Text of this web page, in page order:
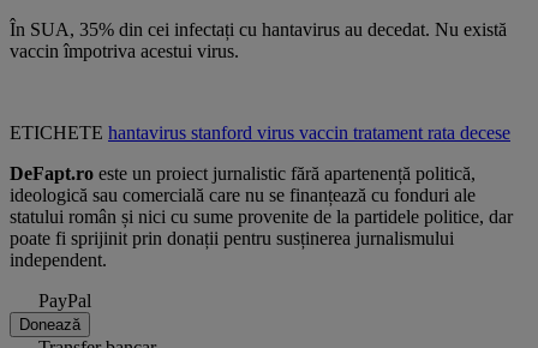
În SUA, 35% din cei infectați cu hantavirus au decedat. Nu există
vaccin împotriva acestui virus.
ETICHETE hantavirus stanford virus vaccin tratament rata decese
DeFapt.ro este un proiect jurnalistic fără apartenență politică,
ideologică sau comercială care nu se finanțează cu fonduri ale
statului român și nici cu sume provenite de la partidele politice, dar
poate fi sprijinit prin donații pentru susținerea jurnalismului
independent.
PayPal
Donează